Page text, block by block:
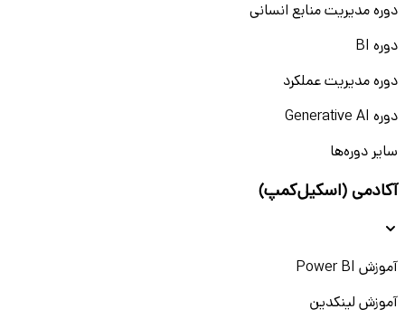
دوره مدیریت منابع انسانی
دوره BI
دوره مدیریت عملکرد
دوره Generative AI
سایر دوره‌ها
آکادمی (اسکیل‌کمپ)
آموزش Power BI
آموزش لینکدین